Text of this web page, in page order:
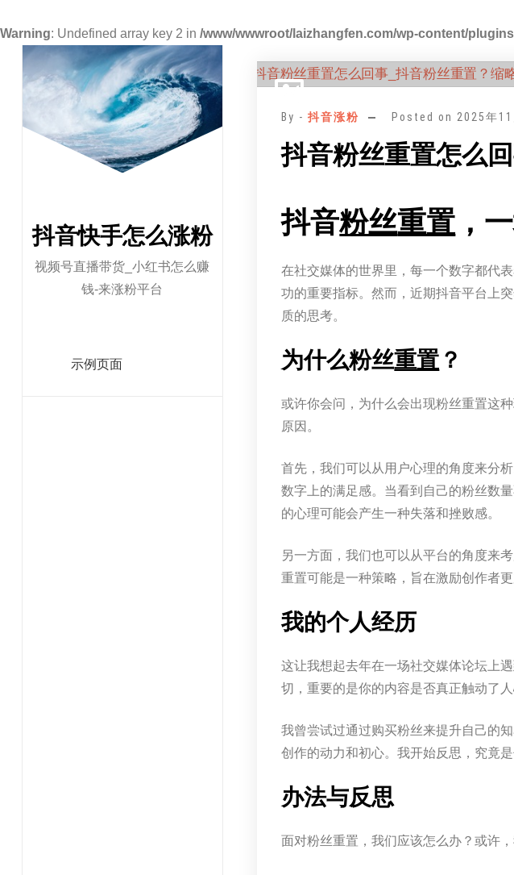
Warning: Undefined array key 2 in /www/wwwroot/laizhangfen.com/wp-content/
抖音快手怎么涨粉
视频号直播带货_小红书怎么赚
钱-来涨粉平台
示例页面
By -抖音涨粉 Posted on 2025年
抖音粉丝重置怎么
抖音粉丝重置 ，
在社交媒体的世界里，每一个数字都代
功的重要指标。然而，近期抖音平台上
质的思考。
为什么粉丝重置 ？
或许你会问，为什么会出现粉丝重置这
原因。
首先，我们可以从用户心理的角度来分
数字上的满足感。当看到自己的粉丝数
的心理可能会产生一种失落和挫败感。
另一方面，我们也可以从平台的角度来
重置可能是一种策略，旨在激励创作者
我的个人经历
这让我想起去年在一场社交媒体论坛上
切，重要的是你的内容是否真正触动了人
我曾尝试过通过购买粉丝来提升自己的
创作的动力和初心。我开始反思，究竟
办法与反思
面对粉丝重置，我们应该怎么办？或许